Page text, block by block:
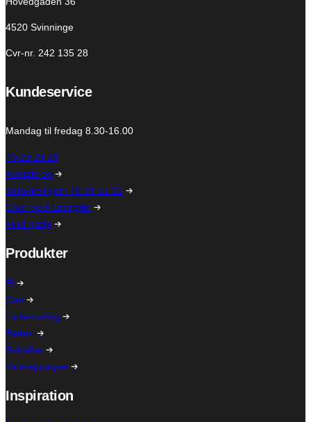
4520 Svinninge
Cvr-nr. 242 135 28
Kundeservice
Mandag til fredag 8.30-16.00
70 29 29 29
Kontakt os
Solsikkelinjen: 70 29 21 21
Chat med Energitte
Find hjælp
Produkter
El
Gas
Ladeløsning
Batteri
Solceller
Varmepumper
Inspiration